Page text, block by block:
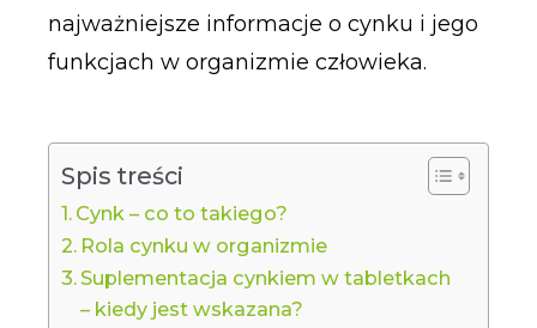
najważniejsze informacje o cynku i jego
funkcjach w organizmie człowieka.
Spis treści
Cynk – co to takiego?
Rola cynku w organizmie
Suplementacja cynkiem w tabletkach
– kiedy jest wskazana?